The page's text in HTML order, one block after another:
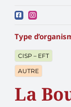
Type
CISP – EFT
AUTRE
La